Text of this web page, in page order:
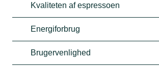
Kvaliteten af espressoen
Energiforbrug
Brugervenlighed